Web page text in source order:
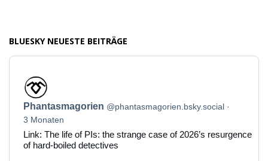
BLUESKY NEUESTE BEITRÄGE
Beitrag
von
Phantasmagorien
auf
Bluesky
ansehen
Phantasmagorien @phantasmagorien.bsky.social
3 Monaten
Link: The life of PIs: the strange case of 2026’s resurgence
of hard-boiled detectives